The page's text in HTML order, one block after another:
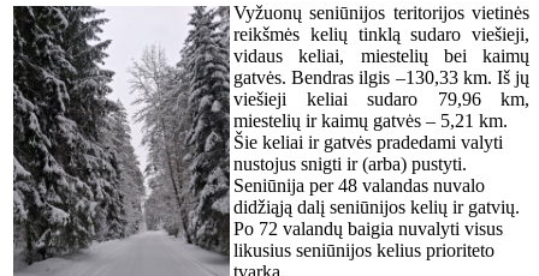
Vyžuonų seniūnijos teritorijos vietinės
reikšmės kelių tinklą sudaro viešieji,
vidaus keliai, miestelių bei kaimų
gatvės. Bendras ilgis –130,33 km. Iš jų
viešieji keliai sudaro 79,96 km,
miestelių ir kaimų gatvės – 5,21 km.
Šie keliai ir gatvės pradedami valyti
nustojus snigti ir (arba) pustyti.
Seniūnija per 48 valandas nuvalo
didžiąją dalį seniūnijos kelių ir gatvių.
Po 72 valandų baigia nuvalyti visus
likusius seniūnijos kelius prioriteto
tvarka.